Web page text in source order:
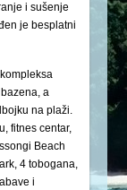
i sušenje
je besplatni
a
na plaži.
fitnes centar,
Beach
4 tobogana,
i